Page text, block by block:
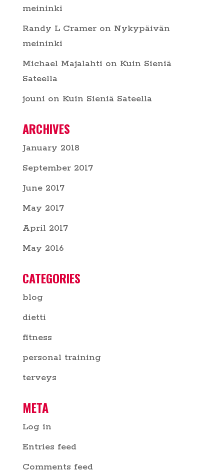
meininki
Randy L Crameron Nykypäivän
meininki
Michael Majalahti on Kuin Sieniä
Sateella
jouni on Kuin Sieniä Sateella
ARCHIVES
January 2018
September 2017
June 2017
May 2017
April 2017
May 2016
CATEGORIES
blog
dietti
fitness
personal training
terveys
META
Log in
Entries feed
Comments feed